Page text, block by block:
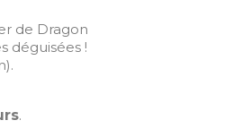
de Dragon
déguisées !
.